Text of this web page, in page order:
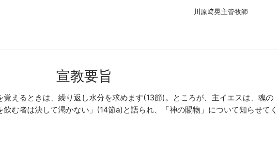
川原﨑晃主管牧師
宣教要旨
えるときは、繰り返し水分を求めます(13節)。ところが、主イエスは、魂の
む者は決して渇かない」(14節a)と語られ、「神の賜物」について知らせてく